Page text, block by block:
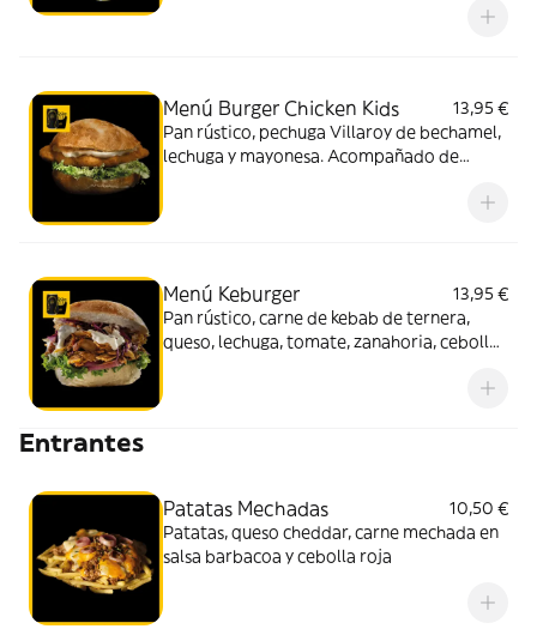
Menú Burger Chicken Kids
13,95 €
Pan rústico, pechuga Villaroy de bechamel,
lechuga y mayonesa. Acompañado de
Menú Keburger
13,95 €
Pan rústico, carne de kebab de ternera,
queso, lechuga, tomate, zanahoria, cebolla
Entrantes
Patatas Mechadas
10,50 €
Patatas, queso cheddar, carne mechada en
salsa barbacoa y cebolla roja